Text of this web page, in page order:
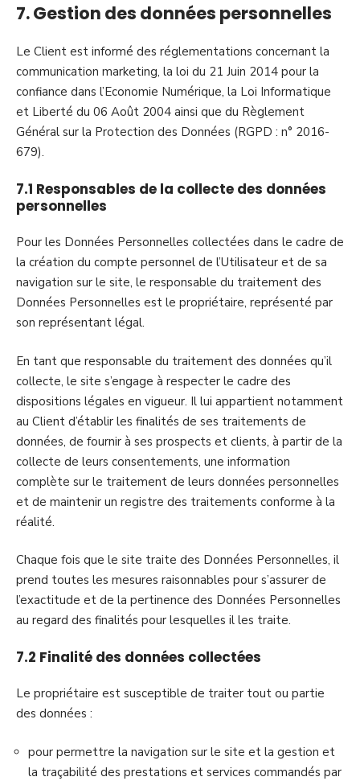
7. Gestion des données personnelles
Le Client est informé des réglementations concernant la
communication marketing, la loi du 21 Juin 2014 pour la
confiance dans l’Economie Numérique, la Loi Informatique
et Liberté du 06 Août 2004 ainsi que du Règlement
Général sur la Protection des Données (RGPD : n° 2016-
679).
7.1 Responsables de la collecte des données
personnelles
Pour les Données Personnelles collectées dans le cadre de
la création du compte personnel de l’Utilisateur et de sa
navigation sur le site, le responsable du traitement des
Données Personnelles est le propriétaire, représenté par
son représentant légal.
En tant que responsable du traitement des données qu’il
collecte, le site s’engage à respecter le cadre des
dispositions légales en vigueur. Il lui appartient notamment
au Client d’établir les finalités de ses traitements de
données, de fournir à ses prospects et clients, à partir de la
collecte de leurs consentements, une information
complète sur le traitement de leurs données personnelles
et de maintenir un registre des traitements conforme à la
réalité.
Chaque fois que le site traite des Données Personnelles, il
prend toutes les mesures raisonnables pour s’assurer de
l’exactitude et de la pertinence des Données Personnelles
au regard des finalités pour lesquelles il les traite.
7.2 Finalité des données collectées
Le propriétaire est susceptible de traiter tout ou partie
des données :
pour permettre la navigation sur le site et la gestion et
la traçabilité des prestations et services commandés par